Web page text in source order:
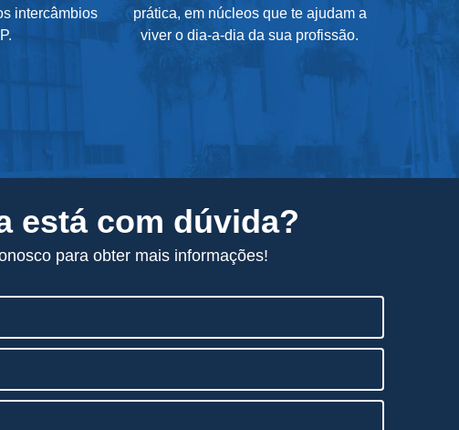
intercâmbios
prática, em núcleos que te ajudam a
viver o dia-a-dia da sua profissão.
está com dúvida?
para obter mais informações!